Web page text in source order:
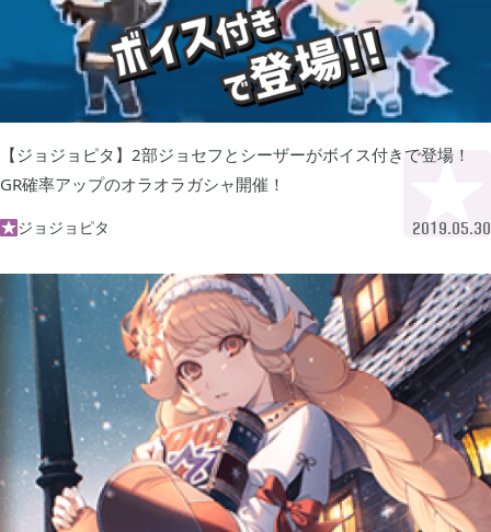
【ジョジョピタ】2部ジョセフとシーザーがボイス付きで登場！
GR確率アップのオラオラガシャ開催！
ジョジョピタ 2019.05.30
あつまれ どうぶつの森
Let's GO! イーブイ
大乱闘スマブラSP
モンスターハンターライズ
ポケモン不思議のダンジョン 救助隊DX 1
ペーパーマリオ オリガミキング 1
牧場物語 オリーブタウンと希望の大地